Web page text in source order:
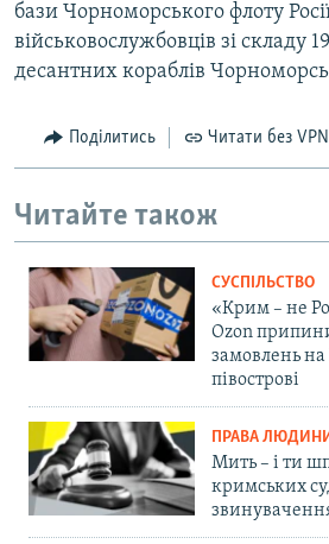
бази Чорноморського флоту
військовослужбовців зі складу
десантних кораблів
Поділитись Читати без VPN
Читайте також
СУСПІЛЬСТВО
«Крим – не
Ozon
замовлень
півострові
ПРАВА
Мить – і ти
кримських